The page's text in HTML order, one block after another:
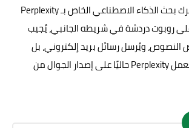
يستخدم Comet محرك بحث الذكاء الاصطناعي الخاص بـ Perplexity
روبوت دردشة في شريطه الجانبي، يُجيب
النصوص، ويُرسل رسائل بريد إلكتروني، بل
ويُعطي توجيهات. يعمل Perplexity حاليًا على إصدار الجوال من